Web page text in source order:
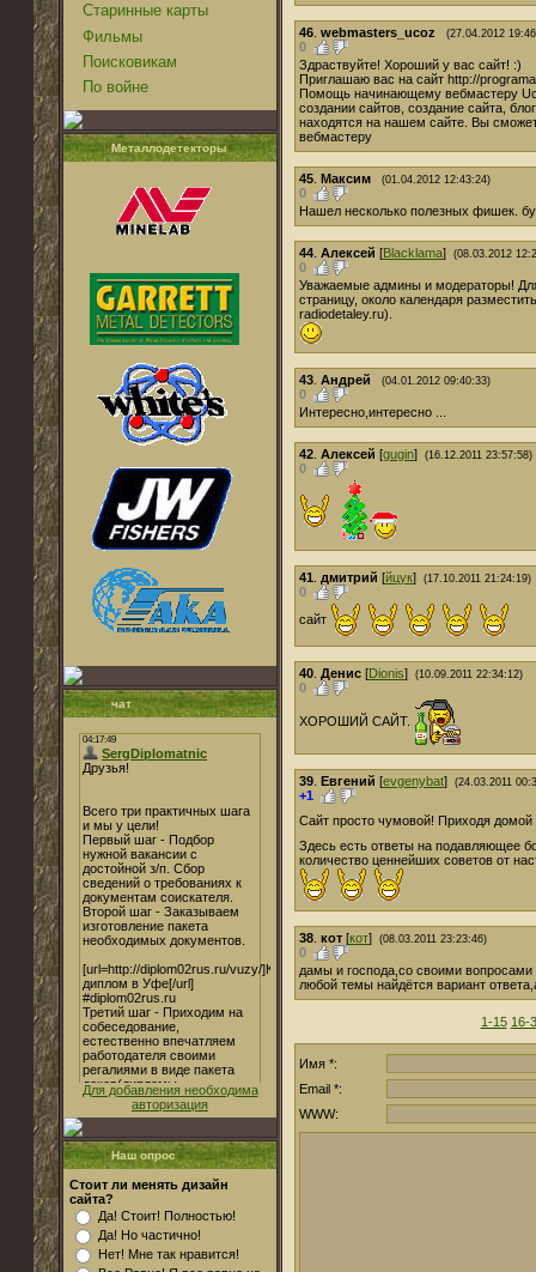
Старинные карты
Фильмы
Поисковикам
По войне
Металлодетекторы
чат
Для добавления необходима
авторизация
Наш опрос
Стоит ли менять дизайн
сайта?
Да! Стоит! Полностью!
Да! Но частично!
Нет! Мне так нравится!
46 webmasters_ucoz (27.04.2012
0
Здраствуйте! Хороший у вас сайт! :)
Приглашаю вас на сайт http://
Помощь начинающему вебмастеру
создании сайтов, создание сайта,
находятся на нашем сайте. Вы
вебмастеру
45 Максим (01.04.2012 12:43:24)
0
Нашел несколько полезных фишек.
44 Алeксeй [Blacklama] (08.03.2012
0
Уважаемые админы и модераторы!
страницу, около календаря
radiodetaley.ru).
43 Андрей (04.01.2012 09:40:33)
0
Интересно,интересно ...
42 Алексей [gugin] (16.12.2011 23:57:58)
0
41 дмитрий [йцук] (17.10.2011 21:24:19)
0
сайт
40 Денис [Dionis] (10.09.2011 22:34:12)
0
ХОРОШИЙ САЙТ.
39 Евгений [evgenybat] (24.03.2011
+1
Сайт просто чумовой! Приходя
Здесь есть ответы на подавляющее
количество ценнейших советов от
38 кот [кот] (08.03.2011 23:23:46)
0
дамы и господа,со своими
любой темы найдётся вариант
1-15 16-
Имя *:
Email *:
WWW: